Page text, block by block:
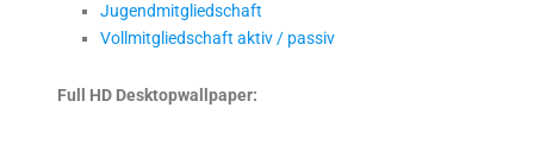
Jugendmitgliedschaft
Vollmitgliedschaft aktiv / passiv
Full HD Desktopwallpaper: